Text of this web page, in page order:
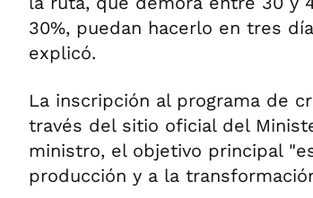
30%, puedan hacerlo en tres
explicó.
La inscripción al programa de
través del sitio oficial del
ministro, el objetivo principal
producción y a la